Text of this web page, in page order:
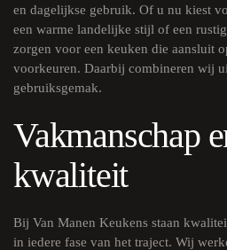
en dagelijkse gebruik. Of u nu kiest
een warme landelijke stijl of een
zorgen voor een keuken die aansluit
voorkeuren. Daarbij combineren wij
gebruiksgemak.
Vakmanschap
kwaliteit
Bij Van Manen Keukens staan
in iedere fase van het traject. Wij